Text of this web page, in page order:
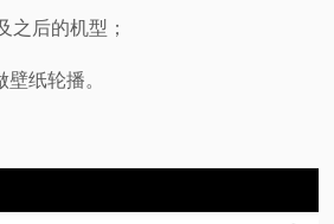
之后的机型；
纸轮播。